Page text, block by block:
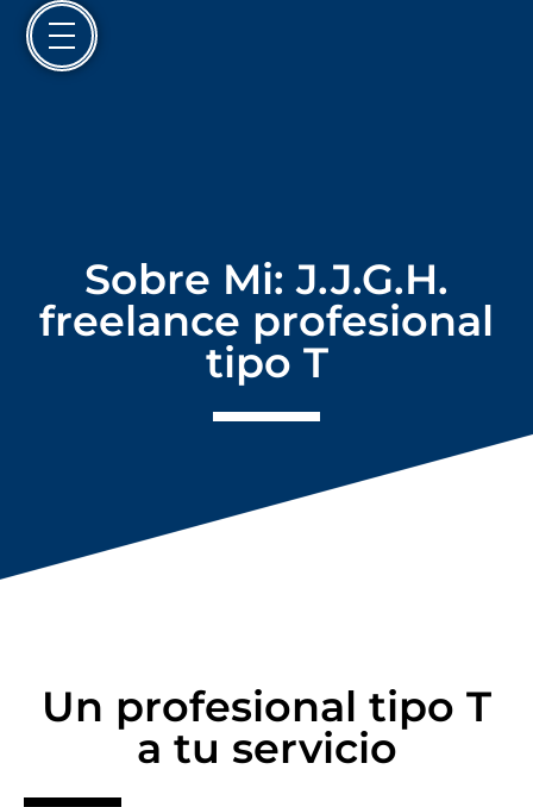
Sobre Mi: J.J.G.H.
freelance profesional
tipo T
Un profesional tipo T
a tu servicio